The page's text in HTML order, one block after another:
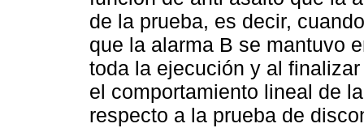
de la prueba, es decir,
que la alarma B se mantuvo
toda la ejecución y al
el comportamiento lineal de
respecto a la prueba de